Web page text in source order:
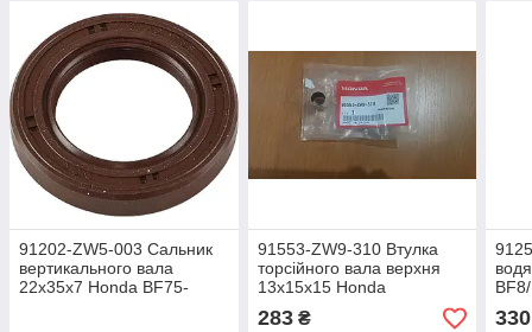
91202-ZW5-003 Сальник
вертикального вала
22x35x7 Honda BF75-
91553-ZW9-310 Втулка
торсійного вала верхня
13x15x15 Honda
BF8/BF9.9/BF10
283₴ 330